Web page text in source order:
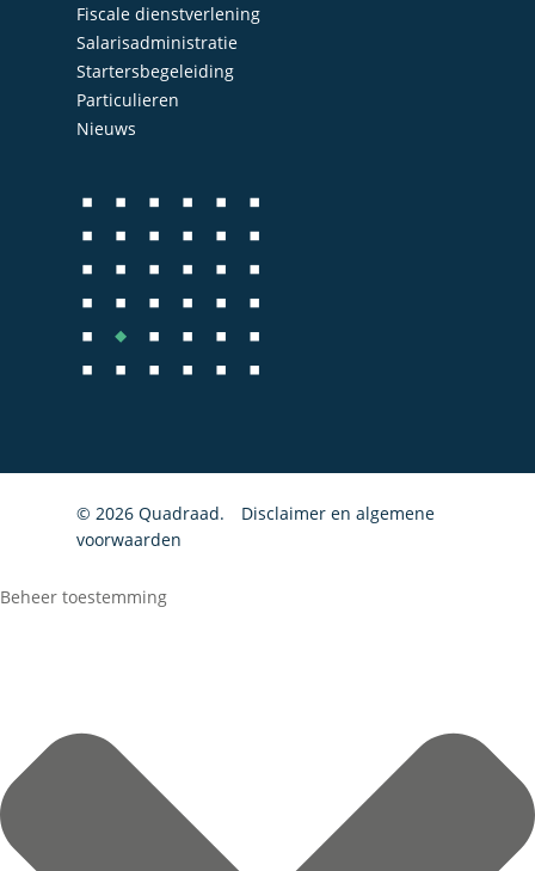
Fiscale dienstverlening
Salarisadministratie
Startersbegeleiding
Particulieren
Nieuws
© 2026 Quadraad.
Disclaimer en algemene
voorwaarden
Beheer toestemming